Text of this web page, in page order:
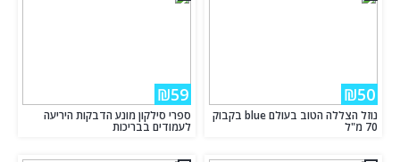
₪50
נוזל הצללה הטוב בעולם blue בקבוק
70 מ"ל
₪59
ספרי סילקון מונע הדבקות היריעה
לעמודים בבריכות